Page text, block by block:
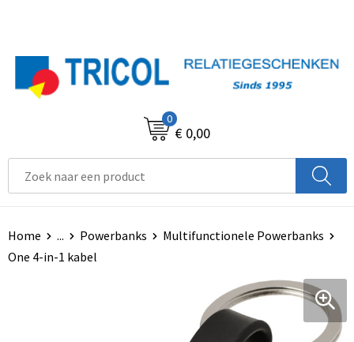
0
€ 0,00
Home ... Powerbanks
Multifunctionele Powerbanks
One 4-in-1 kabel